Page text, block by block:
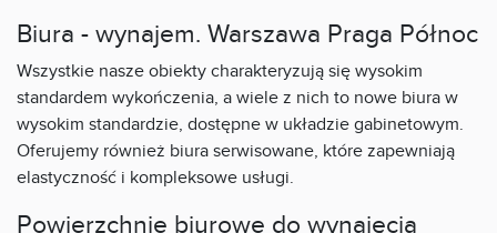
Biura - wynajem. Warszawa Praga Północ
Wszystkie nasze obiekty charakteryzują się wysokim
standardem wykończenia, a wiele z nich to nowe biura w
wysokim standardzie, dostępne w układzie gabinetowym.
Oferujemy również biura serwisowane, które zapewniają
elastyczność i kompleksowe usługi.
Powierzchnie biurowe do wynajęcia